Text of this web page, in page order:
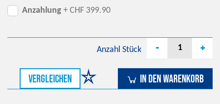
Anzahlung + CHF 399.90
vergleichen
Anzahl Stück - +
In den Warenkorb